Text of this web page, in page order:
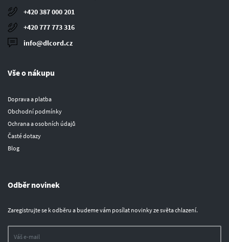
+420 387 000 201
+420 777 773 316
info@dlcord.cz
Vše o nákupu
Doprava a platba
Obchodní podmínky
Ochrana a osobních údajů
Časté dotazy
Blog
Odběr novinek
Zaregistrujte se k odběru a budeme vám posílat novinky ze světa chlazení.